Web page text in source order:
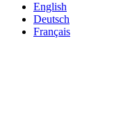
English
Deutsch
Français